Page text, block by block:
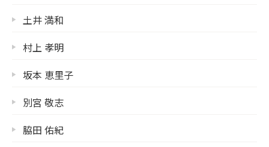
土井 満和
村上 孝明
坂本 恵里子
別宮 敬志
脇田 佑紀